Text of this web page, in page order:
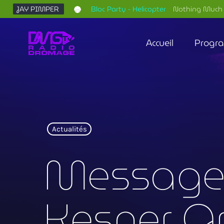
JAY PIMPER Bloc Party - Helicopter Nothing Much
Accueil
Actualités